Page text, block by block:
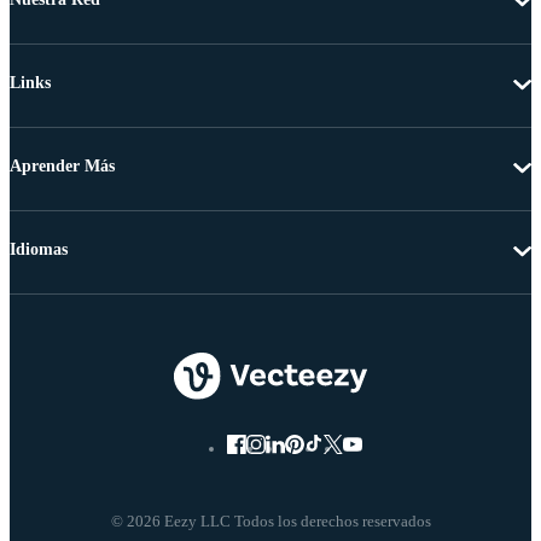
Links
Aprender Más
© 2026 Eezy LLC Todos los derechos reservados
Idiomas